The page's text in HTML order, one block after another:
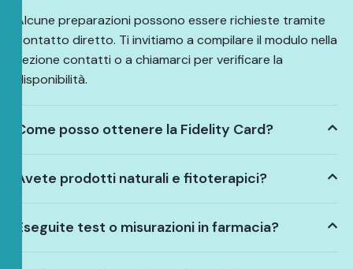
Alcune preparazioni possono essere richieste tramite
contatto diretto. Ti invitiamo a compilare il modulo nella
sezione contatti o a chiamarci per verificare la
disponibilità.
Come posso ottenere la Fidelity Card?
Avete prodotti naturali e fitoterapici?
Eseguite test o misurazioni in farmacia?